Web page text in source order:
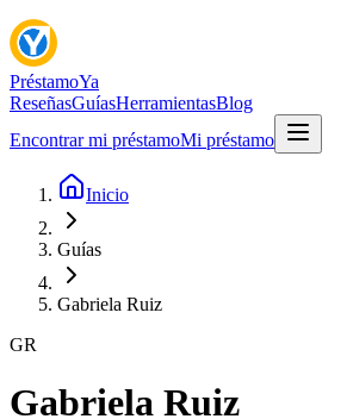
PréstamoYa
ReseñasGuíasHerramientasBlog
Encontrar mi préstamoMi préstamo
Inicio
Guías
Gabriela Ruiz
GR
Gabriela Ruiz